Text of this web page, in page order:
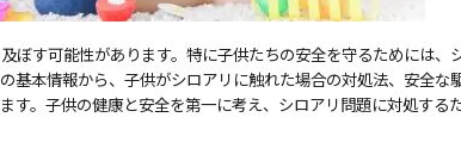
ぼす可能性があります。特に子供たちの安全を守るためには、
基本情報から、子供がシロアリに触れた場合の対処法、安全な
す。子供の健康と安全を第一に考え、シロアリ問題に対処する